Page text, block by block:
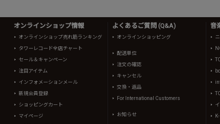
オンラインショップ情報
オンラインショップ売れ筋ランキング
タワーレコード全店チャート
セール＆キャンペーン
注目アイテム
インフォメーションメール
新規会員登録
ショッピングカート
マイページ
よくあるご質問 (Q&A)
オンラインショッピング
配送単位
注文の確認
キャンセル
交換・返品
For International Customers
お知らせ
音